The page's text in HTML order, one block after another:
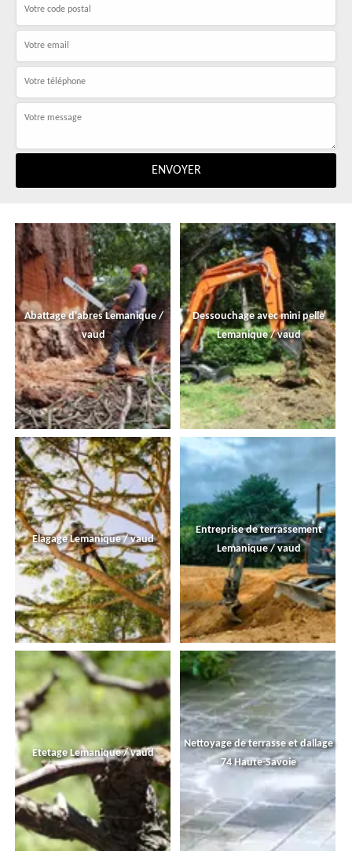
Abattage d'abres Lemanique /
vaud
Dessouchage avec mini pelle
Lemanique / vaud
Elagage Lemanique / vaud
Entreprise de terrassement
Lemanique / vaud
Etetage Lemanique / vaud
Nettoyage de terrasse et dallage
74 Haute-Savoie